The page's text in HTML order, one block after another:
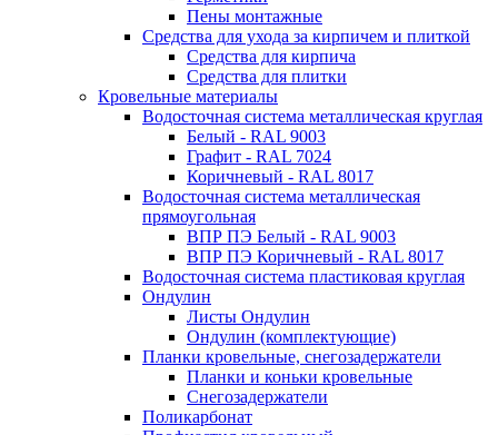
Пены монтажные
Средства для ухода за кирпичем и плиткой
Средства для кирпича
Средства для плитки
Кровельные материалы
Водосточная система металлическая круглая
Белый - RAL 9003
Графит - RAL 7024
Коричневый - RAL 8017
Водосточная система металлическая
прямоугольная
ВПР ПЭ Белый - RAL 9003
ВПР ПЭ Коричневый - RAL 8017
Водосточная система пластиковая круглая
Ондулин
Листы Ондулин
Ондулин (комплектующие)
Планки кровельные, снегозадержатели
Планки и коньки кровельные
Снегозадержатели
Поликарбонат